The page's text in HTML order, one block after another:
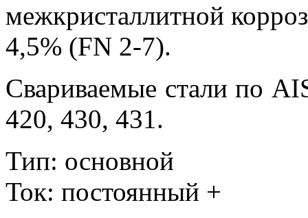
межкристаллитной
4,5% (FN 2-7).
Свариваемые стали по
420, 430, 431.
Тип: основной
Ток: постоянный +